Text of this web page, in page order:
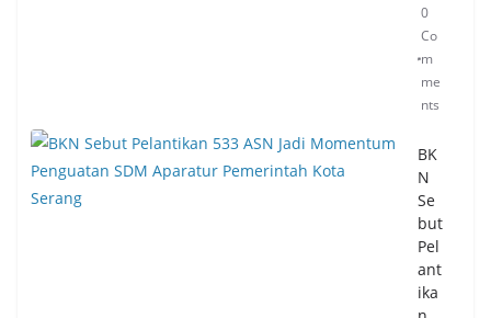
0
Co
m
me
nts
BK
N
Se
but
Pel
ant
ika